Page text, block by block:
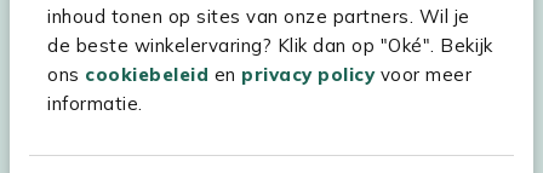
inhoud tonen op sites van onze partners. Wil je
de beste winkelervaring? Klik dan op "Oké". Bekijk
ons cookiebeleid en privacy policyvoor meer
informatie.
Experience Stores XXL